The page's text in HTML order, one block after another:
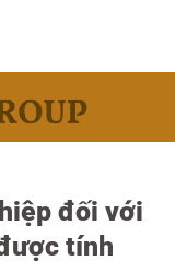
đối với
tính